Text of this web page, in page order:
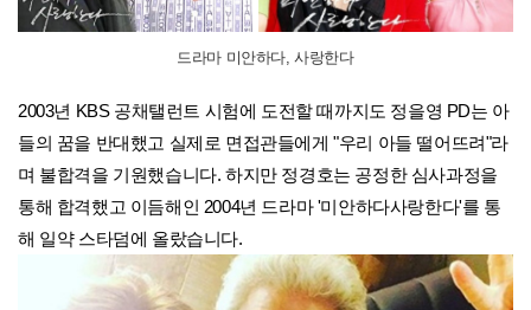
드라마 미안하다, 사랑한다
2003년 KBS 공채탤런트 시험에 도전할 때까지도 정을영 PD는 아
들의 꿈을 반대했고 실제로 면접관들에게 "우리 아들 떨어뜨려"라
며 불합격을 기원했습니다. 하지만 정경호는 공정한 심사과정을
통해 합격했고 이듬해인 2004년 드라마 '미안하다사랑한다'를 통
해 일약 스타덤에 올랐습니다.